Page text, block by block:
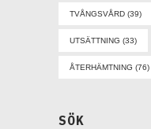
TVÅNGSVÅRD (39)
UTSÄTTNING (33)
ÅTERHÄMTNING (76)
SÖK